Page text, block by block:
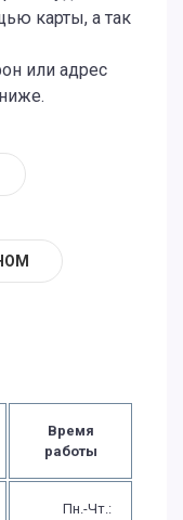
карты, а так
или адрес
Время
работы
Пн.-Чт.: